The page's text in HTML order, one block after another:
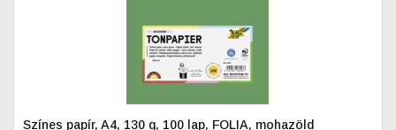
Színes papír, A4, 130 g, 100 lap, FOLIA, mohazöld